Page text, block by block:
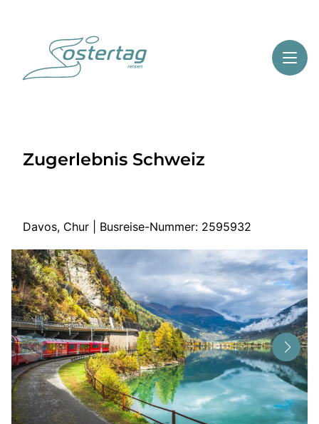
Highlights
Start
Mehrtagesreisen
Tagesreisen
Bus anmieten
Service
Kontakt
Zugerlebnis Schweiz
Davos, Chur | Busreise-Nummer: 2595932